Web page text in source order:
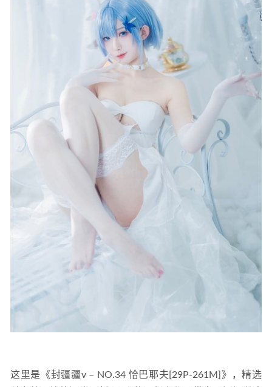
这里是《封疆疆v – NO.34 恰巴耶夫[29P-261M]》，精选